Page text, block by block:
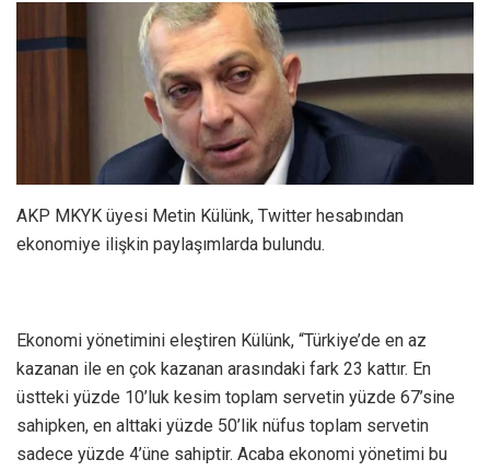
AKP MKYK üyesi Metin Külünk, Twitter hesabından
ekonomiye ilişkin paylaşımlarda bulundu.
Ekonomi yönetimini eleştiren Külünk, “Türkiye’de en az
kazanan ile en çok kazanan arasındaki fark 23 kattır. En
üstteki yüzde 10’luk kesim toplam servetin yüzde 67’sine
sahipken, en alttaki yüzde 50’lik nüfus toplam servetin
sadece yüzde 4’üne sahiptir. Acaba ekonomi yönetimi bu